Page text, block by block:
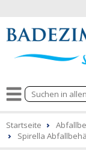
Startseite
Spirella